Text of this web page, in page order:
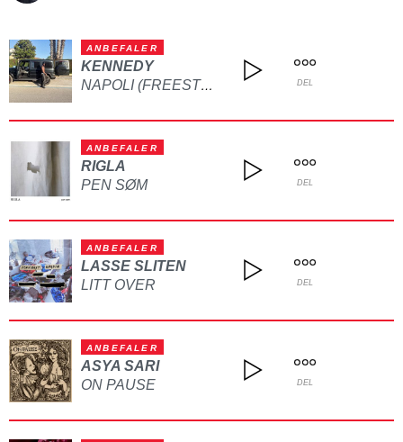
ANBEFALER
KENNEDY
NAPOLI (FREESTYLE) DEL
ANBEFALER
RIGLA
PEN SØM
DEL
ANBEFALER
LASSE SLITEN
LITT OVER
DEL
ANBEFALER
ASYA SARI
ON PAUSE
DEL